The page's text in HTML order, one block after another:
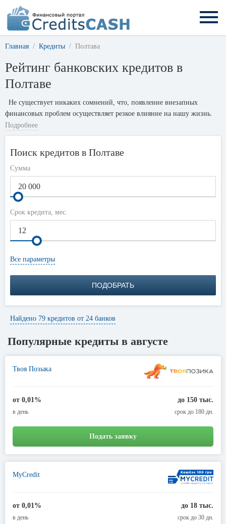
Главная Кредиты Полтава
Рейтинг банковских кредитов в
Полтаве
Не существует никаких сомнений, что, появление внезапных
финансовых проблем осуществляет резкое влияние на нашу жизнь.
Человек перестает использовать ранее популярные предметы роскоши
и начинает экономить деньги. Но кроме чрезвычайных затрат,
коммунальные услуги и погашение других долгов. Кредит
наличными может быть хорошим вариантом решения возникших
Быстрые кредиты в Полтаве разработанные, чтобы обеспечить
заемщиков денежными инъекциями для покрытия затрат первой
необходимости, только некоторые банки готовы обеспечить
финансирование без залога или официального трудоустройства.
Банки верят в то, что заемщик рано или поздно найдет источник
Подробнее
Поиск кредитов в Полтаве
Сумма
Срок кредита, мес.
Все параметры
ПОДОБРАТЬ
Найдено 79 кредитов от 24 банков
Популярные кредиты в августе
Твоя Позыка
от 0,01%
в день
до 150 тыс.
срок до 180 дн.
Подать заявку
MyCredit
от 0,01%
в день
до 18 тыс.
срок до 30 дн.